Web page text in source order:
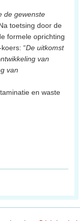
de gewenste
toetsing door de
formele oprichting
“De uitkomst
van
van
en waste